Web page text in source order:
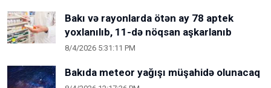
Bakı və rayonlarda ötən ay 78 aptek
yoxlanılıb, 11-də nöqsan aşkarlanıb
8/4/2026 5:31:11 PM
Bakıda meteor yağışı müşahidə olunacaq